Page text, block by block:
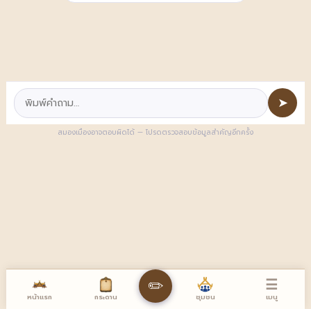
➤
สมองเมืองอาจตอบผิดได้ — โปรดตรวจสอบข้อมูลสำคัญอีกครั้ง
หน้าแรก กระดาน ✏️ ชุมชน
☰
เมนู